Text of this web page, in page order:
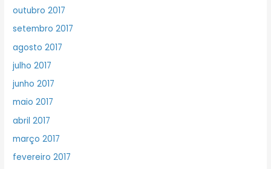
outubro 2017
setembro 2017
agosto 2017
julho 2017
junho 2017
maio 2017
abril 2017
março 2017
fevereiro 2017